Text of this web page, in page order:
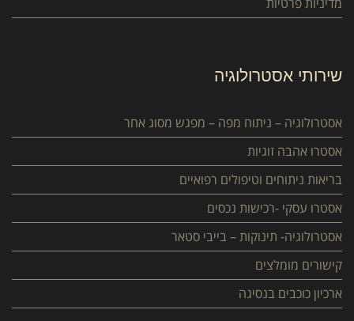
שירותי אסטרולוגיה
אסטרולוגיה – ניתוח מפה – מפגש מסוג אחר
אסטרו אהבה זוגיות
בריאות ניתוחים וטיפולים רפואיים
אסטרו עסקי -רכישות נכסים
אסטרולוגיה- תינוקות – בייבי סטאר
קישורים מומלצים
ארכיון כוכבים בנסיגה